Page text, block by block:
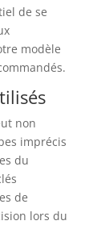
de se
modèle
non
imprécis
du
de
lors du